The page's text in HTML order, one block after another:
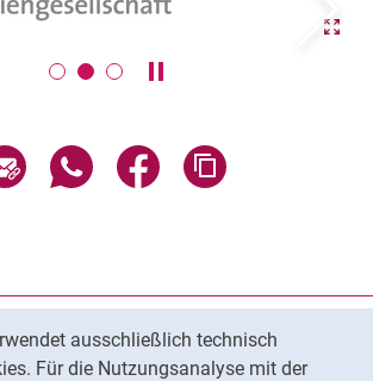
ausschließlich technisch
Für die Nutzungsanalyse mit der
Karussell anhalten /
weiter
Seite über E-Mail teilen
Seite über WhatsApp teilen
Seite über Facebook